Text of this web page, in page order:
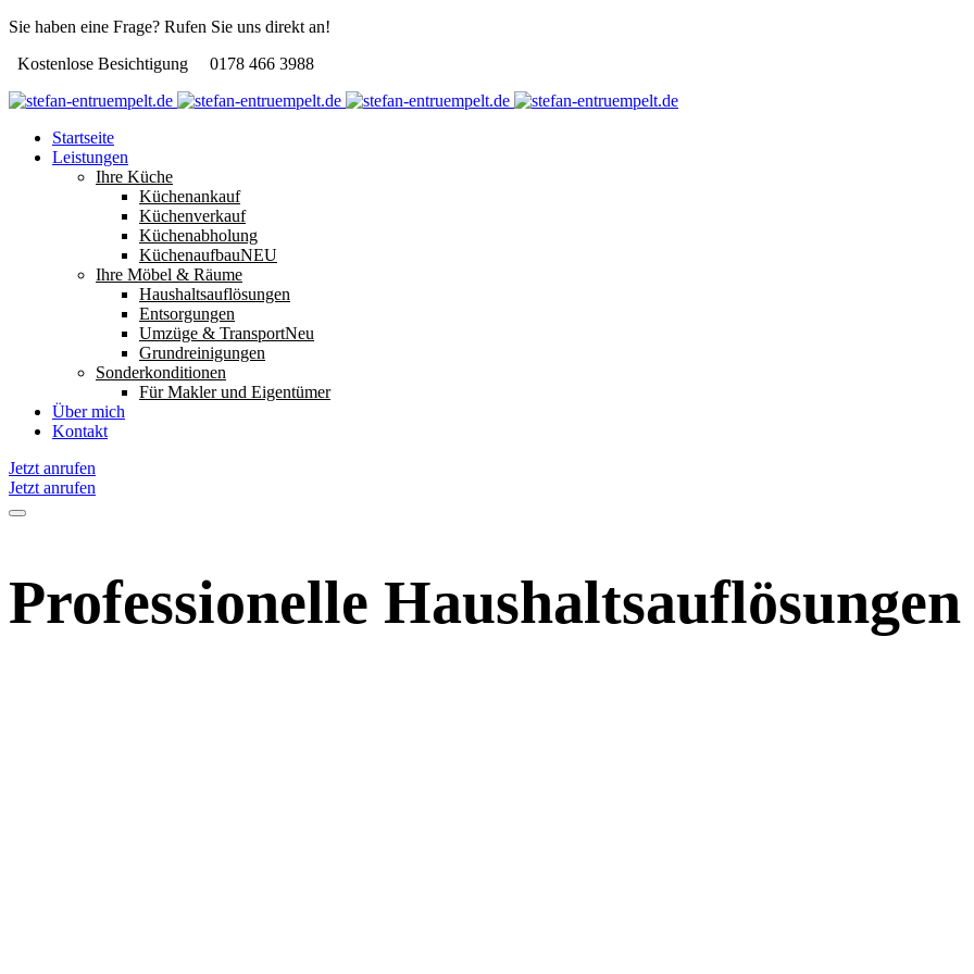
Sie haben eine Frage? Rufen Sie uns direkt an!
Kostenlose Besichtigung
0178 466 3988
Startseite
Leistungen
Ihre Küche
Küchenankauf
Küchenverkauf
Küchenabholung
KüchenaufbauNEU
Ihre Möbel & Räume
Haushaltsauflösungen
Entsorgungen
Umzüge & TransportNeu
Grundreinigungen
Sonderkonditionen
Für Makler und Eigentümer
Über mich
Kontakt
Jetzt anrufen
Jetzt anrufen
Professionelle